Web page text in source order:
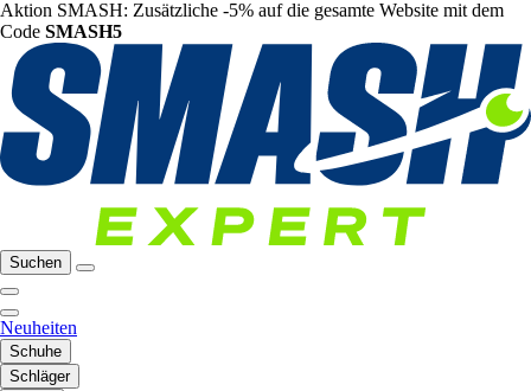
Aktion SMASH: Zusätzliche -5% auf die gesamte Website mit dem
Code SMASH5
Suchen
Neuheiten
Schuhe
Schläger